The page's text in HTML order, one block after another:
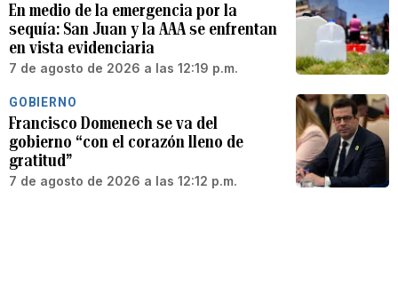
En medio de la emergencia por la
sequía: San Juan y la AAA se enfrentan
en vista evidenciaria
7 de agosto de 2026 a las 12:19 p.m.
GOBIERNO
Francisco Domenech se va del
gobierno “con el corazón lleno de
gratitud”
7 de agosto de 2026 a las 12:12 p.m.